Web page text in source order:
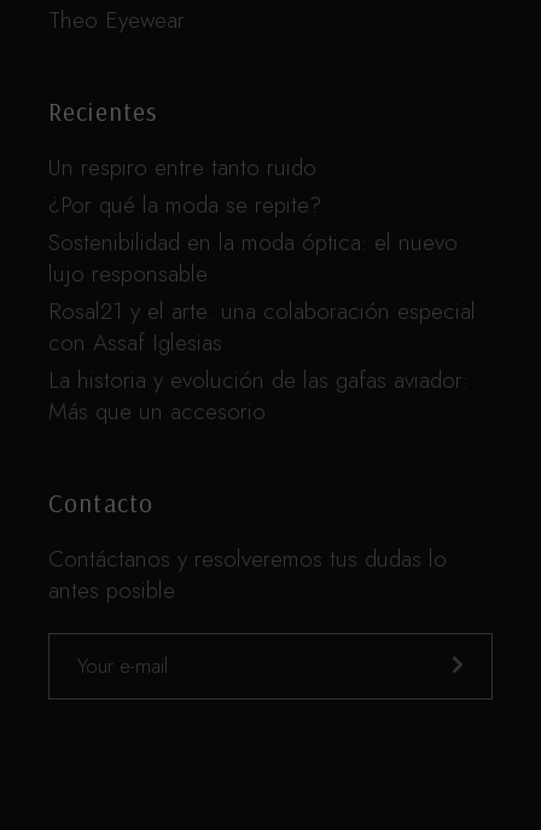
Theo Eyewear
Recientes
Un respiro entre tanto ruido
¿Por qué la moda se repite?
Sostenibilidad en la moda óptica: el nuevo
lujo responsable
Rosal21 y el arte: una colaboración especial
con Assaf Iglesias
La historia y evolución de las gafas aviador:
Más que un accesorio
Contacto
Contáctanos y resolveremos tus dudas lo
antes posible